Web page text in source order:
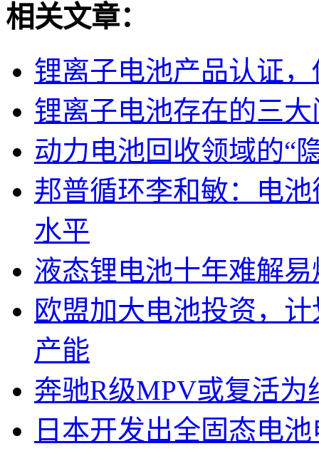
相关文章：
锂离子电池产品认证
锂离子电池存在的三大
动力电池回收领域的“
邦普循环李和敏：电
水平
液态锂电池十年难解
欧盟加大电池投资，
产能
奔驰R级MPV或复活为
日本开发出全固态电